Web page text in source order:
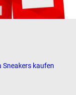
Sneakers kaufen